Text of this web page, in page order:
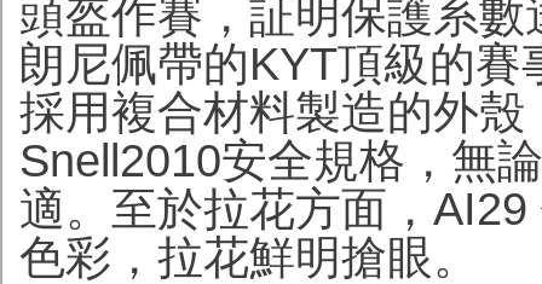
頭盔作賽，証明保護系
朗尼佩帶的KYT頂級的
採用複合材料製造的外
Snell2010安全規格，無
適。至於拉花方面，
色彩，拉花鮮明搶眼。